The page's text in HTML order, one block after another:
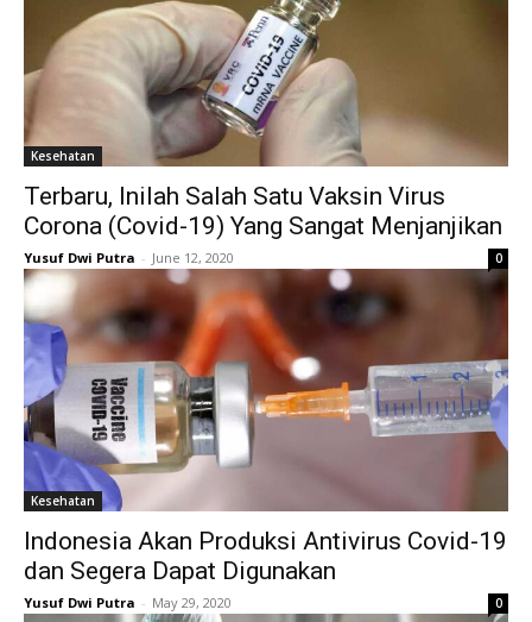
Kesehatan
Terbaru, Inilah Salah Satu Vaksin Virus
Corona (Covid-19) Yang Sangat Menjanjikan
Yusuf Dwi Putra - June 12, 2020 0
Kesehatan
Indonesia Akan Produksi Antivirus Covid-19
dan Segera Dapat Digunakan
Yusuf Dwi Putra - May 29, 2020 0